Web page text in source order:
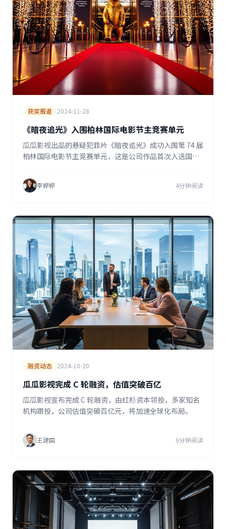
获奖报道 2024-11-28
《暗夜追光》入围柏林国际电影节主竞赛单元
瓜瓜影视出品的悬疑犯罪片《暗夜追光》成功入围第 74 届
柏林国际电影节主竞赛单元，这是公司作品首次入选国际
李婷婷 4分钟阅读
融资动态 2024-10-20
瓜瓜影视完成 C 轮融资，估值突破百亿
瓜瓜影视宣布完成 C 轮融资，由红杉资本领投，多家知名
机构跟投，公司估值突破百亿元，将加速全球化布局。
王建国 6分钟阅读